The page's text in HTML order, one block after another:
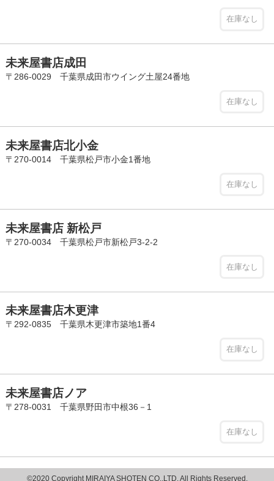
在庫なし
未来屋書店成田
〒286-0029 千葉県成田市ウイング土屋24番地
在庫なし
未来屋書店北小金
〒270-0014 千葉県松戸市小金1番地
在庫なし
未来屋書店 新松戸
〒270-0034 千葉県松戸市新松戸3-2-2
在庫なし
未来屋書店木更津
〒292-0835 千葉県木更津市築地1番4
在庫なし
未来屋書店ノア
〒278-0031 千葉県野田市中根36－1
在庫なし
©2020 Copyright MIRAIYA SHOTEN CO.,LTD. All Rights Reserved.